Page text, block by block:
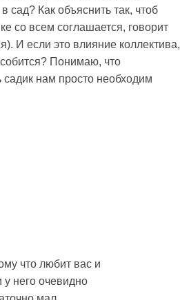
сад? Как объяснить так, чтоб
со всем соглашается, говорит
И если это влияние коллектива,
Понимаю, что
нам просто необходим
что любит вас и
него очевидно